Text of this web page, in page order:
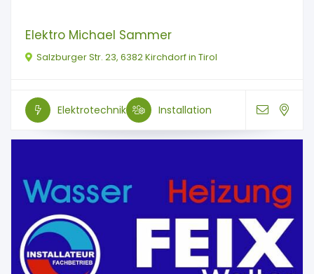
Elektro Michael Sammer
Salzburger Str. 23, 6382 Kirchdorf in Tirol
Elektrotechnik Installation